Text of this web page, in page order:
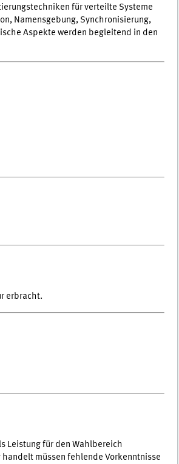
für verteilte Systeme
Namensgebung, Synchronisierung,
Aspekte werden begleitend in den
erbracht.
Leistung für den Wahlbereich
müssen fehlende Vorkenntnisse